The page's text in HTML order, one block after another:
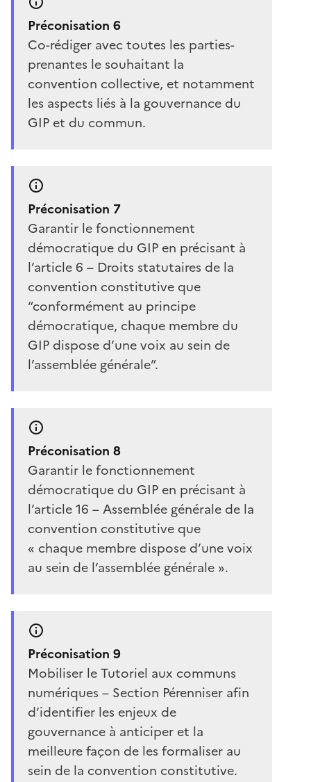
Préconisation 6
Co-rédiger avec toutes les parties-
prenantes le souhaitant la
convention collective, et notamment
les aspects liés à la gouvernance du
GIP et du commun.
Préconisation 7
Garantir le fonctionnement
démocratique du GIP en précisant à
l’article 6 – Droits statutaires de la
convention constitutive que
“conformément au principe
démocratique, chaque membre du
GIP dispose d’une voix au sein de
l’assemblée générale”.
Préconisation 8
Garantir le fonctionnement
démocratique du GIP en précisant à
l’article 16 – Assemblée générale de la
convention constitutive que
« chaque membre dispose d’une voix
au sein de l’assemblée générale ».
Préconisation 9
Mobiliser le Tutoriel aux communs
numériques – Section Pérenniser afin
d’identifier les enjeux de
gouvernance à anticiper et la
meilleure façon de les formaliser au
sein de la convention constitutive.